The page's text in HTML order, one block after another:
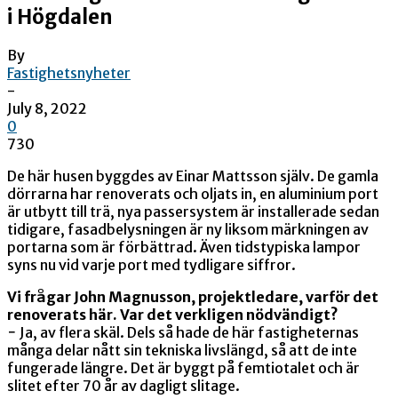
i Högdalen
By
Fastighetsnyheter
-
July 8, 2022
0
730
De här husen byggdes av Einar Mattsson själv. De gamla
dörrarna har renoverats och oljats in, en aluminium port
är utbytt till trä, nya passersystem är installerade sedan
tidigare, fasadbelysningen är ny liksom märkningen av
portarna som är förbättrad. Även tidstypiska lampor
syns nu vid varje port med tydligare siffror.
Vi frågar John Magnusson, projektledare, varför det
renoverats här. Var det verkligen nödvändigt?
− Ja, av flera skäl. Dels så hade de här fastigheternas
många delar nått sin tekniska livslängd, så att de inte
fungerade längre. Det är byggt på femtiotalet och är
slitet efter 70 år av dagligt slitage.